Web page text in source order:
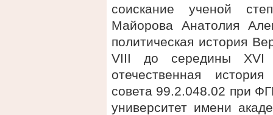
соискание ученой
Майорова Анатолия
политическая история
VIII до середины XVI
отечественная
совета 99.2.048.02 при
университет имени